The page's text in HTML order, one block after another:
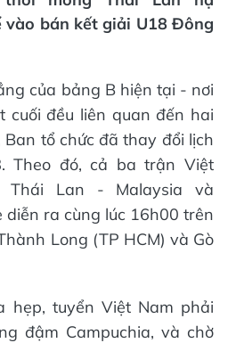
vào bán kết giải U18 Đông
của bảng B hiện tại - nơi
cuối đều liên quan đến hai
tổ chức đã thay đổi lịch
Theo đó, cả ba trận Việt
Thái Lan - Malaysia và
ra cùng lúc 16h00 trên
Long (TP HCM) và Gò
hẹp, tuyển Việt Nam phải
đậm Campuchia, và chờ